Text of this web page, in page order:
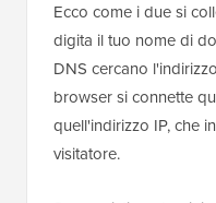
Ecco come i due si
digita il tuo nome di
DNS cercano
browser si connette
quell'indirizzo IP, che
visitatore.